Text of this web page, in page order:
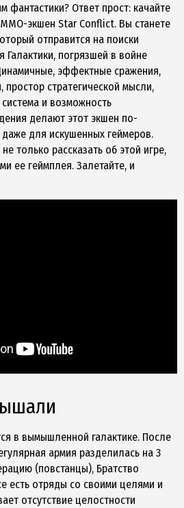
фантастики? Ответ прост: качайте
экшен Star Conflict. Вы станете
отправится на поиски
Галактики, погрязшей в войне
эффектные сражения,
стратегической мысли,
и возможность
делают этот экшен по-
для искушенных геймеров.
только рассказать об этой игре,
ее геймплея. Залетайте, и
в вымышленной галактике. После
армия разделилась на 3
(повстанцы), Братство
есть отряды со своими целями и
отсутствие целостности